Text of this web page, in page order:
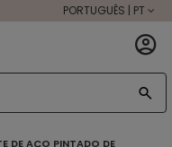
PORTUGUÊS | PT
DE AÇO PINTADO DE